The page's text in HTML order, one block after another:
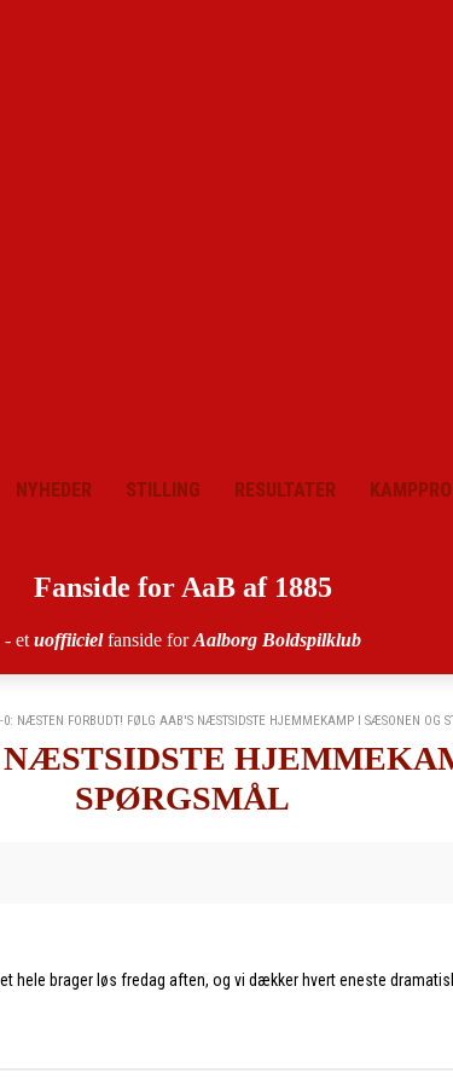
NYHEDER STILLING RESULTATER
Fanside for AaB af 1885
- et uoffiicielfanside forAalborg Boldspilklub
0: NÆSTEN FORBUDT! FØLG AAB'S NÆSTSIDSTE HJEMMEKAMP I SÆSONEN OG
SPØRGSMÅL
Det hele brager løs fredag aften, og vi dækker hvert eneste